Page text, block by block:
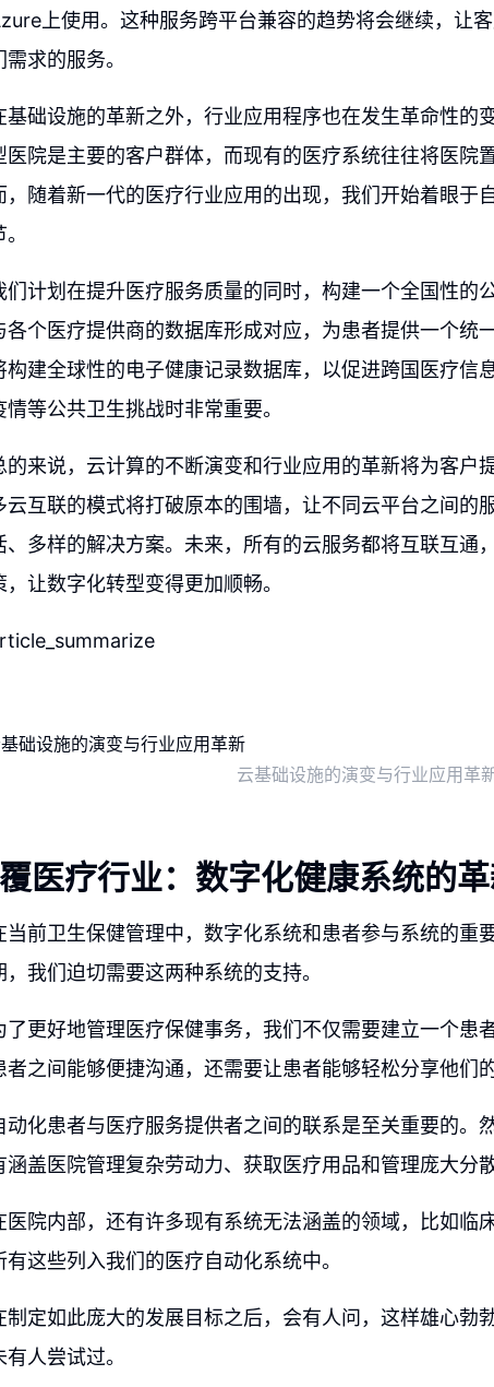
上使用。这种服务跨平台兼容的趋势将会继续，让
需求的服务。
基础设施的革新之外，行业应用程序也在发生革命性的
医院是主要的客户群体，而现有的医疗系统往往将医院
，随着新一代的医疗行业应用的出现，我们开始着眼于
们计划在提升医疗服务质量的同时，构建一个全国性的
各个医疗提供商的数据库形成对应，为患者提供一个统
构建全球性的电子健康记录数据库，以促进跨国医疗信
情等公共卫生挑战时非常重要。
的来说，云计算的不断演变和行业应用的革新将为客户
云互联的模式将打破原本的围墙，让不同云平台之间的
、多样的解决方案。未来，所有的云服务都将互联互通
，让数字化转型变得更加顺畅。
云基础设施的演变与行业应用革
医疗行业：数字化健康系统的
当前卫生保健管理中，数字化系统和患者参与系统的重
，我们迫切需要这两种系统的支持。
了更好地管理医疗保健事务，我们不仅需要建立一个患
者之间能够便捷沟通，还需要让患者能够轻松分享他们
动化患者与医疗服务提供者之间的联系是至关重要的。
涵盖医院管理复杂劳动力、获取医疗用品和管理庞大分
医院内部，还有许多现有系统无法涵盖的领域，比如临
有这些列入我们的医疗自动化系统中。
制定如此庞大的发展目标之后，会有人问，这样雄心勃
有人尝试过。